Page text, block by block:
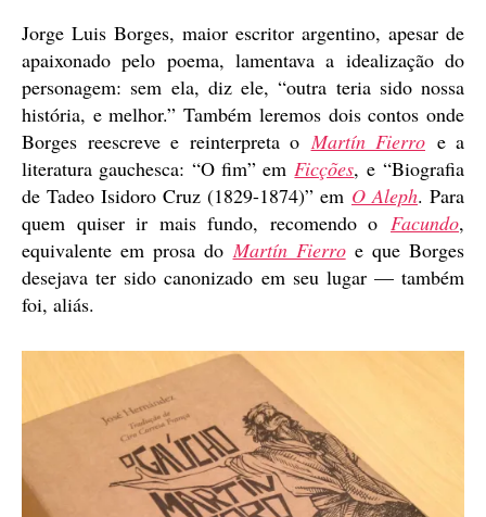
Jorge Luis Borges, maior escritor argentino, apesar de
apaixonado pelo poema, lamentava a idealização do
personagem: sem ela, diz ele, “outra teria sido nossa
história, e melhor.” Também leremos dois contos onde
Borges reescreve e reinterpreta o Martín Fierro e a
literatura gauchesca: “O fim” emFicções, e “Biografia
de Tadeo Isidoro Cruz (1829-1874)” em O Aleph. Para
quem quiser ir mais fundo, recomendo o Facundo,
equivalente em prosa do Martín Fierroe que Borges
desejava ter sido canonizado em seu lugar — também
foi, aliás.